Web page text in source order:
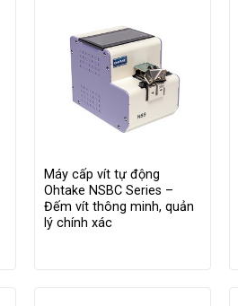
Máy cấp vít tự động
Ohtake NSBC Series –
Đếm vít thông minh, quản
lý chính xác